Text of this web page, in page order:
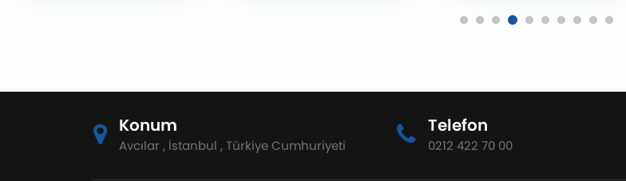
Belediye Başkanı Doç. Dr.
makamında ziyaret etti.
Türkiye'nin COP31
alındığı toplantıda,
değişikliğiyle mücadele ve
sürdürülebilir kalkınma
Konum
Avcılar , İstanbul , Türkiye Cumhuriyeti
Telefon
0212 422 70 00